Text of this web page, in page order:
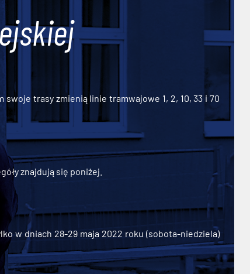
trasy zmienią linie tramwajowe 1, 2, 10, 33 i 70
znajdują się poniżej.
w dniach 28-29 maja 2022 roku (sobota-niedziela)